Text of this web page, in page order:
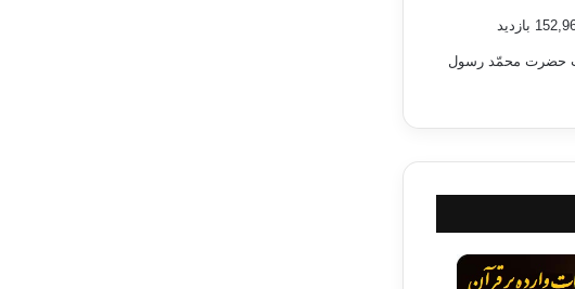
حضرت محمّد رسول